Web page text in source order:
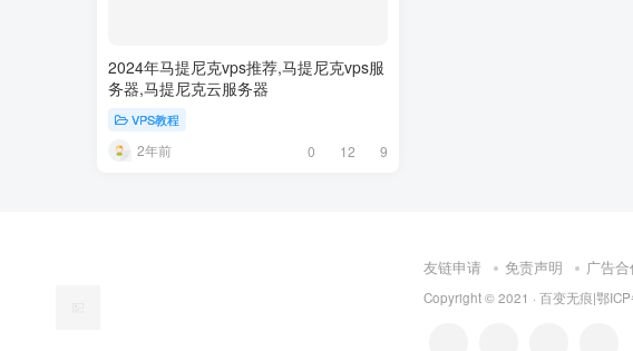
2024年马提尼克vps推荐,马提尼克vps服
务器,马提尼克云服务器
VPS教程
2年前 0 12 9
友链申请 免责声明 广告
Copyright © 2021 · 百变无痕|鄂